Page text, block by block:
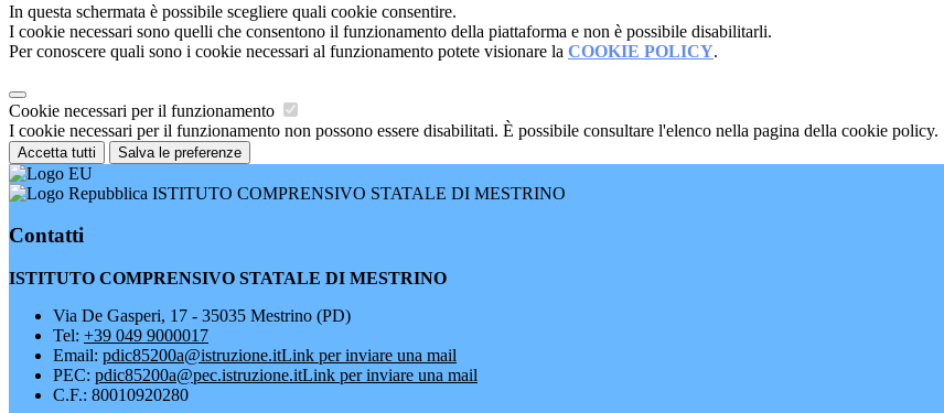
In questa schermata è possibile scegliere quali cookie consentire.
I cookie necessari sono quelli che consentono il funzionamento della piattaforma e non è possibile disabilitarli.
Per conoscere quali sono i cookie necessari al funzionamento potete visionare la COOKIE POLICY.
Cookie necessari per il funzionamento
I cookie necessari per il funzionamento non possono essere disabilitati. È possibile consultare l'elenco nella pagina della cookie policy.
Accetta tutti Salva le preferenze
ISTITUTO COMPRENSIVO STATALE DI MESTRINO
Contatti
ISTITUTO COMPRENSIVO STATALE DI MESTRINO
Via De Gasperi, 17 - 35035 Mestrino (PD)
Tel: +39 049 9000017
Email: pdic85200a@istruzione.itLink per inviare una mail
PEC: pdic85200a@pec.istruzione.itLink per inviare una mail
C.F.: 80010920280